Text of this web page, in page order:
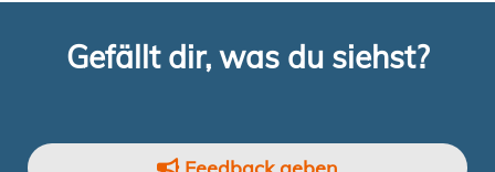
Gefällt dir, was du siehst?